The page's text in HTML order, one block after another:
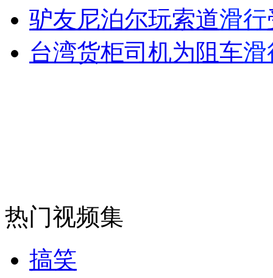
女孩北京地铁殴打老人 痛下狠手拳打脚踢
驴友尼泊尔玩索道滑行
台湾货柜司机为阻车滑
热门视频集
搞笑